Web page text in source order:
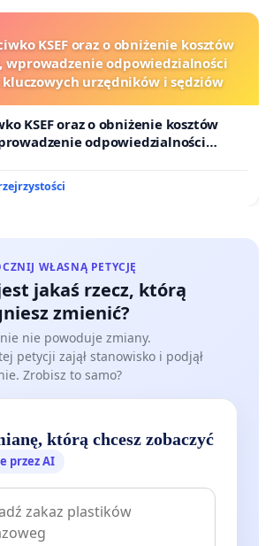
KSEF oraz o obniżenie kosztów
wprowadzenie odpowiedzialności
urzędników i sędziów
KSEF oraz o obniżenie kosztów
odpowiedzialności
urzędników i sędziów
WŁASNĄ PETYCJĘ
jakaś rzecz, którą
zmienić?
nie powoduje zmiany.
petycji zajął stanowisko i podjął
Zrobisz to samo?
którą chcesz zobaczyć
przez AI